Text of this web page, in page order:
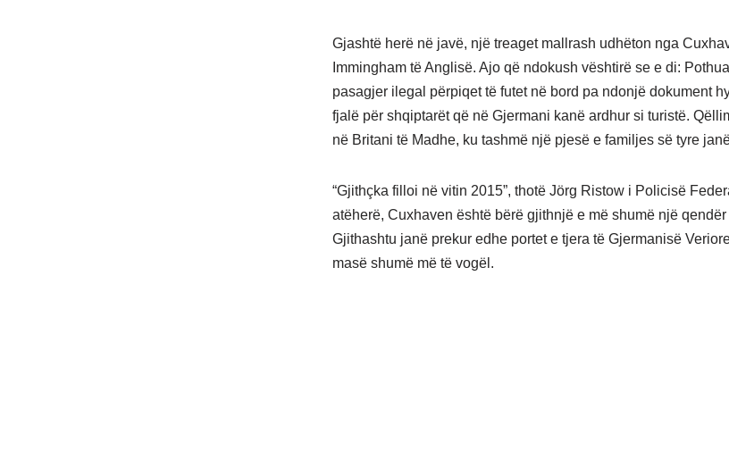
Gjashtë herë në javë, një treaget mallrash udhëton nga
Immingham të Anglisë. Ajo që ndokush vështirë se e di:
pasagjer ilegal përpiqet të futet në bord pa ndonjë dokument
fjalë për shqiptarët që në Gjermani kanë ardhur si turistë.
në Britani të Madhe, ku tashmë një pjesë e familjes së tyre
“Gjithçka filloi në vitin 2015”, thotë Jörg Ristow i Policisë
atëherë, Cuxhaven është bërë gjithnjë e më shumë një
Gjithashtu janë prekur edhe portet e tjera të Gjermanisë
masë shumë më të vogël.